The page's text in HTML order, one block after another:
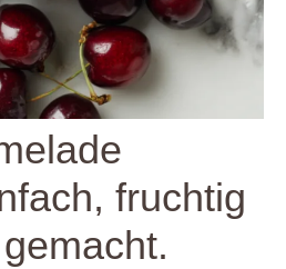
fruchtig